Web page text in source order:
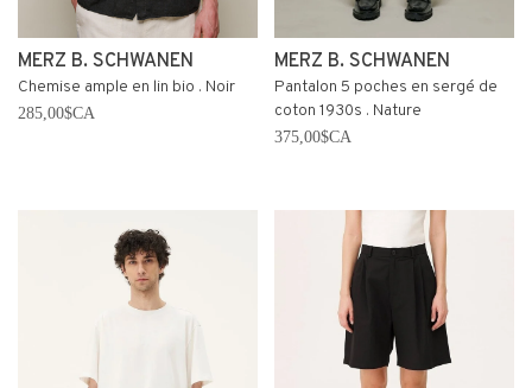
MERZ B. SCHWANEN
Chemise ample en lin bio . Noir
285,00$CA
MERZ B. SCHWANEN
Pantalon 5 poches en sergé de
coton 1930s . Nature
375,00$CA